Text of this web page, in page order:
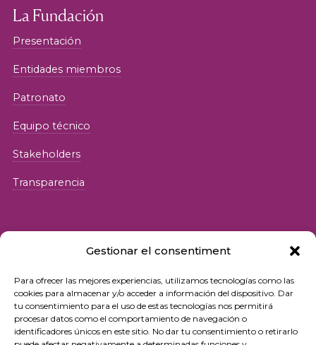
Gestionar el consentiment
Para ofrecer las mejores experiencias, utilizamos tecnologías como las
cookies para almacenar y/o acceder a información del dispositivo. Dar
tu consentimiento para el uso de estas tecnologías nos permitirá
procesar datos como el comportamiento de navegación o
identificadores únicos en este sitio. No dar tu consentimiento o retirarlo
La Fundación
Presentación
Entidades miembros
Patronato
Equipo técnico
Stakeholders
Transparencia
© 2026 Fundació iSocial
Política de privacidad